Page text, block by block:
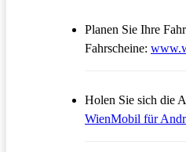
Planen Sie Ihre
Fahrscheine:
Holen Sie sich die
WienMobil für